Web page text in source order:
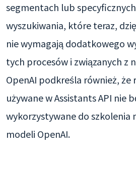
segmentach lub
wyszukiwania, które teraz,
nie wymagają dodatkowego
tych procesów i związanych z
OpenAI podkreśla również, że
używane w Assistants API nie
wykorzystywane do szkolenia
modeli OpenAI.